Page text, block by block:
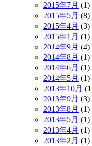
2015年7月 (1)
2015年5月 (8)
2015年4月 (3)
2015年1月 (1)
2014年9月 (4)
2014年8月 (1)
2014年6月 (1)
2014年5月 (1)
2013年10月
2013年9月 (3)
2013年8月 (1)
2013年5月 (1)
2013年4月 (1)
2013年2月 (1)